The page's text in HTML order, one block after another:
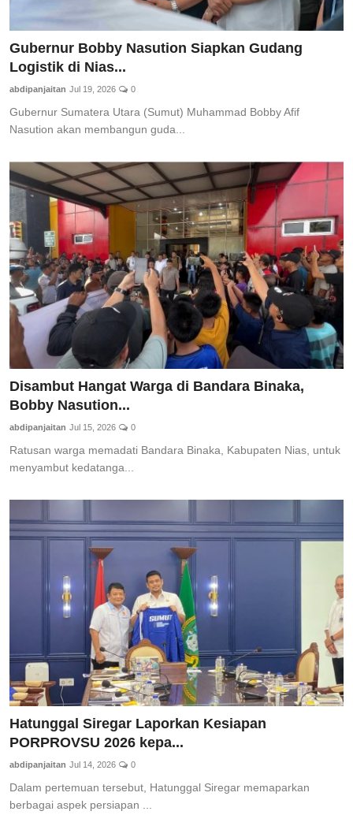
Gubernur Bobby Nasution Siapkan Gudang
Logistik di Nias...
abdipanjaitan Jul 19, 2026 0
Gubernur Sumatera Utara (Sumut) Muhammad Bobby Afif
Nasution akan membangun guda...
Disambut Hangat Warga di Bandara Binaka,
Bobby Nasution...
abdipanjaitan Jul 15, 2026 0
Ratusan warga memadati Bandara Binaka, Kabupaten Nias, untuk
menyambut kedatanga...
Hatunggal Siregar Laporkan Kesiapan
PORPROVSU 2026 kepa...
abdipanjaitan Jul 14, 2026 0
Dalam pertemuan tersebut, Hatunggal Siregar memaparkan
berbagai aspek persiapan ...